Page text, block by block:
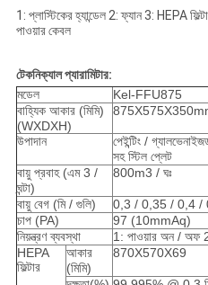
1: প্লাস্টিকের হ্যান্ডেল 2: ফ্যান 3: HEPA
পাওয়ার কেবল
টেকনিক্যাল প্যারামিটার:
মডেল
Kel-FFU875
বাহ্যিক আকার (মিমি)
(WXDXH)
উপাদান
পেইন্টিং /
সহ স্টিল প্লেট
বায়ু প্রবাহ (এম 3 /
ঘন্টা)
800m3 / ঘঃ
বায়ু বেগ (মি / গুলি)
0,3 / 0,35 / 0,4 /
চাপ (PA)
97 (10mmAq)
নিয়ন্ত্রণ ব্যবস্থা
1: পাওয়ার অন / অফ 2:
HEPA
ফিল্টার
আকার
(মিমি)
870X570X69